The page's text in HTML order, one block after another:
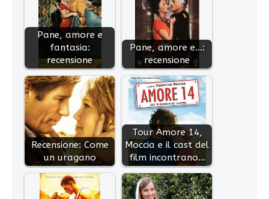
Pane, amore e
fantasia:
recensione
Pane, amore e...:
recensione
Recensione: Come
un uragano
Tour Amore 14,
Moccia e il cast del
film incontrano…